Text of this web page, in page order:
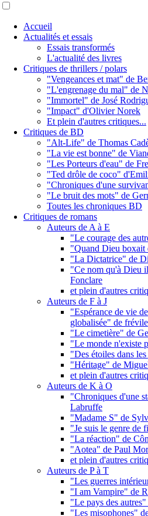
Accueil
Actualités et essais
Essais transformés
L'actualité des livres
Critiques de thrillers / polars
"Vengeances et mat" de
"L'engrenage du mal" de
"Immortel" de José
"Impact" d'Olivier Norek
Et plein d'autres critiques...
Critiques de BD
"Alt-Life" de Thomas
"La vie est bonne" de
"Les Porteurs d'eau" de
"Ted drôle de coco"
"Chroniques d'une
"Le bruit des mots" de
Toutes les chroniques BD
Critiques de romans
Auteurs de A à E
"Le courage des
"Quand Dieu boxait
"La Dictatrice" de
"Ce nom qu'à Dieu
Fonclare
et plein d'autres
Auteurs de F à J
"Espérance de vie
globalisée" de frévile
"Le cimetière" de
"Le monde n'existe
"Des étoiles dans
"Héritage" de
et plein d'autres
Auteurs de K à O
"Chroniques d'une
Labruffe
"Madame S" de
"Je suis le genre de
"La réaction" de
"Aotea" de Paul
et plein d'autres
Auteurs de P à T
"Les guerres
"I am Vampire" de
"Le pays des
"Les misophones"